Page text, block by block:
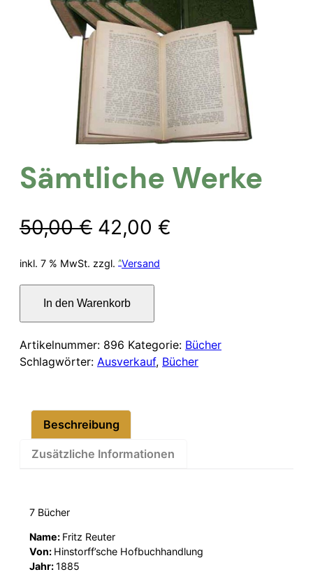
Sämtliche Werke
50,00€ Ursprünglicher
Preis
war:
50,00 €
42,00 €
inkl. 7 % MwSt. zzgl. Versand
Werke
Menge
In den Warenkorb
Artikelnummer: 896 Kategorie: Bücher
Schlagwörter: Ausverkauf, Bücher
Beschreibung
Zusätzliche Informationen
7 Bücher
Name: Fritz Reuter
Von: Hinstorff’sche Hofbuchhandlung
Jahr:1885